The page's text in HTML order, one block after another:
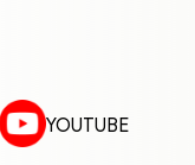
đểYOUTUBE